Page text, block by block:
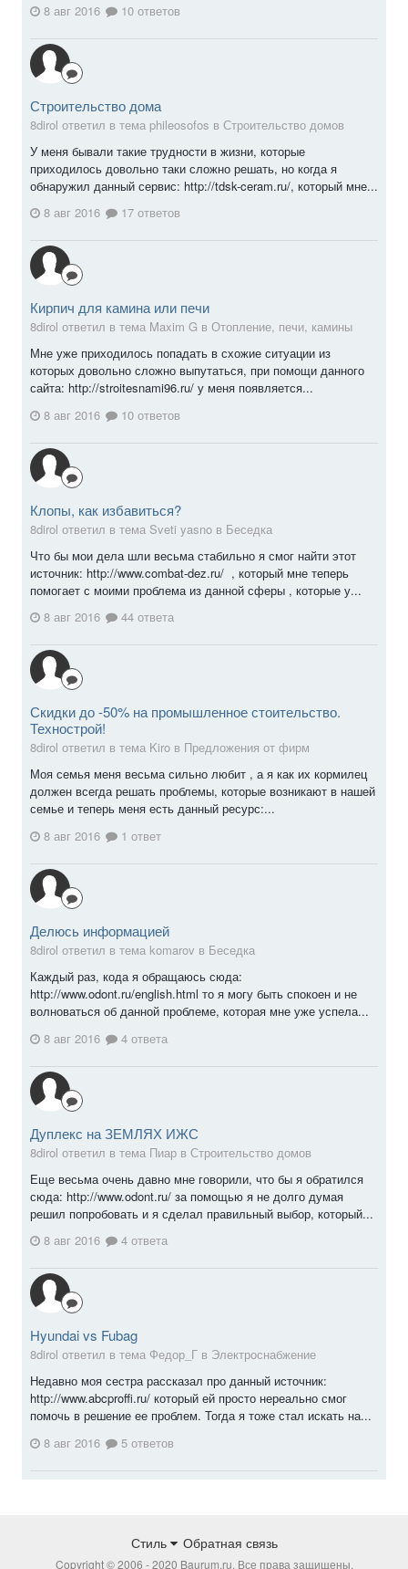
8 авг 2016
10 ответов
Строительство дома
8dirol ответил в тема phileosofos в Строительство домов
У меня бывали такие трудности в жизни, которые
приходилось довольно таки сложно решать, но когда я
обнаружил данный сервис: http://tdsk-ceram.ru/, который мне...
8 авг 2016
17 ответов
Кирпич для камина или печи
8dirol ответил в тема Maxim G в Отопление, печи, камины
Мне уже приходилось попадать в схожие ситуации из
которых довольно сложно выпутаться, при помощи данного
сайта: http://stroitesnami96.ru/ у меня появляется...
8 авг 2016
10 ответов
Клопы, как избавиться?
8dirol ответил в тема Sveti yasno в Беседка
Что бы мои дела шли весьма стабильно я смог найти этот
источник: http://www.combat-dez.ru/ , который мне теперь
помогает с моими проблема из данной сферы , которые у...
8 авг 2016
44 ответа
Скидки до -50% на промышленное стоительство.
Технострой!
8dirol ответил в тема Kiro в Предложения от фирм
Моя семья меня весьма сильно любит , а я как их кормилец
должен всегда решать проблемы, которые возникают в нашей
семье и теперь меня есть данный ресурс:...
8 авг 2016
1 ответ
Делюсь информацией
8dirol ответил в тема komarov в Беседка
Каждый раз, кода я обращаюсь сюда:
http://www.odont.ru/english.html то я могу быть спокоен и не
волноваться об данной проблеме, которая мне уже успела...
8 авг 2016
4 ответа
Дуплекс на ЗЕМЛЯХ ИЖС
8dirol ответил в тема Пиар в Строительство домов
Еще весьма очень давно мне говорили, что бы я обратился
сюда: http://www.odont.ru/ за помощью я не долго думая
решил попробовать и я сделал правильный выбор, который...
8 авг 2016
4 ответа
Hyundai vs Fubag
8dirol ответил в тема Федор_Г в Электроснабжение
Недавно моя сестра рассказал про данный источник:
http://www.abcproffi.ru/ который ей просто нереально смог
помочь в решение ее проблем. Тогда я тоже стал искать на...
8 авг 2016
5 ответов
Стиль Обратная связь
Copyright © 2006 - 2020 Baurum.ru. Все права защищены.